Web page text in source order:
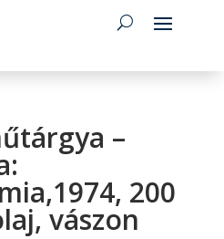
–
200
vászon